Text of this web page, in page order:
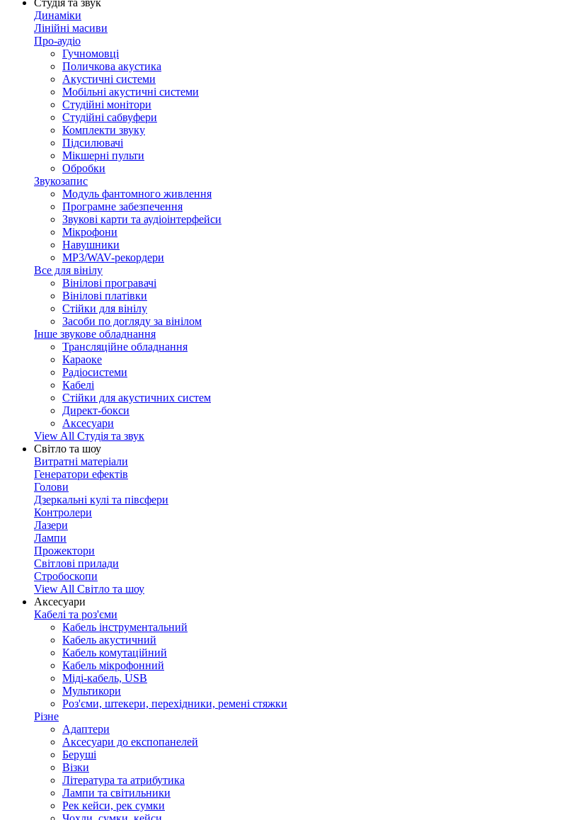
Студія та звук
Динаміки
Лінійні масиви
Про-аудіо
Гучномовці
Поличкова акустика
Акустичні системи
Мобільні акустичні системи
Студійні монітори
Студійні сабвуфери
Комплекти звуку
Підсилювачі
Мікшерні пульти
Обробки
Звукозапис
Модуль фантомного живлення
Програмне забезпечення
Звукові карти та аудіоінтерфейси
Мікрофони
Навушники
MP3/WAV-рекордери
Все для вінілу
Вінілові програвачі
Вінілові платівки
Стійки для вінілу
Засоби по догляду за вінілом
Інше звукове обладнання
Трансляційне обладнання
Караоке
Радіосистеми
Кабелі
Стійки для акустичних систем
Директ-бокси
Аксесуари
View All Студія та звук
Світло та шоу
Витратні матеріали
Генератори ефектів
Голови
Дзеркальні кулі та півсфери
Контролери
Лазери
Лампи
Прожектори
Світлові прилади
Стробоскопи
View All Світло та шоу
Аксесуари
Кабелі та роз'єми
Кабель інструментальний
Кабель акустичний
Кабель комутаційний
Кабель мікрофонний
Міді-кабель, USB
Мультикори
Роз'єми, штекери, перехідники, ремені стяжки
Різне
Адаптери
Аксесуари до експопанелей
Беруші
Візки
Література та атрибутика
Лампи та світильники
Рек кейси, рек сумки